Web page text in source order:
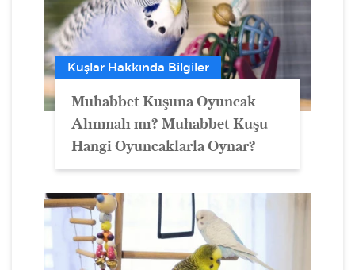
Kuşlar Hakkında Bilgiler
Muhabbet Kuşuna Oyuncak
Alınmalı mı? Muhabbet Kuşu
Hangi Oyuncaklarla Oynar?